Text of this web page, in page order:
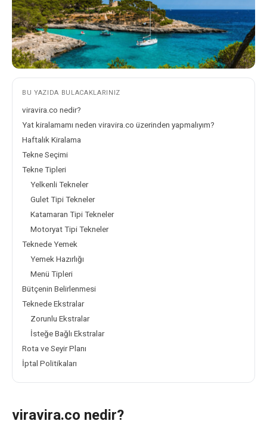
BU YAZIDA BULACAKLARINIZ
viravira.co nedir?
Yat kiralamamı neden viravira.co üzerinden yapmalıyım?
Haftalık Kiralama
Tekne Seçimi
Tekne Tipleri
Yelkenli Tekneler
Gulet Tipi Tekneler
Katamaran Tipi Tekneler
Motoryat Tipi Tekneler
Teknede Yemek
Yemek Hazırlığı
Menü Tipleri
Bütçenin Belirlenmesi
Teknede Ekstralar
Zorunlu Ekstralar
İsteğe Bağlı Ekstralar
Rota ve Seyir Planı
İptal Politikaları
viravira.co nedir?